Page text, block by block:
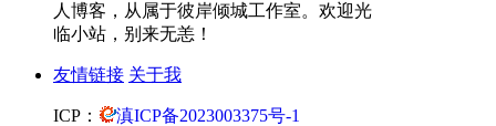
人博客，从属于彼岸倾城工作室。欢迎光
临小站，别来无恙！
友情链接 关于我
ICP：
滇ICP备2023003375号-1